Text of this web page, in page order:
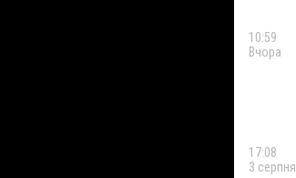
10:59
Вчора
17:08
3 серпня